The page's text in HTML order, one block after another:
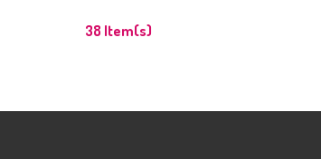
38 Item(s)